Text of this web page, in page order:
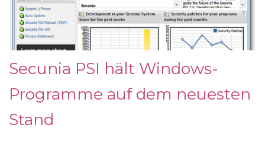
Secunia PSI hält Windows-
Programme auf dem neuesten
Stand